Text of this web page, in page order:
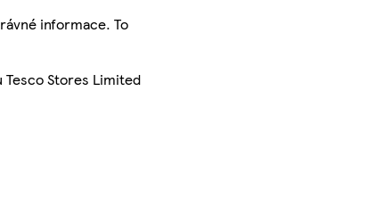
informace. To
Stores Limited